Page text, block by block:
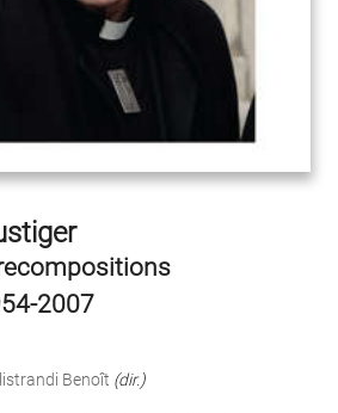
2007
Benoît (dir.)